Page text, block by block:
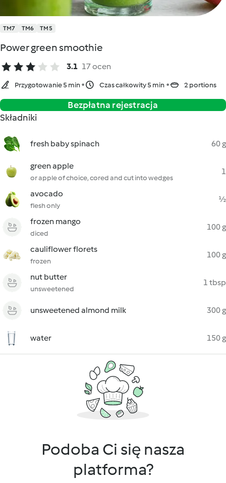
TM7 TM6 TM5
Power green smoothie
3.1 17 ocen
Przygotowanie 5 min Czas całkowity 5 min 2 portions
Bezpłatna rejestracja
Składniki
fresh baby spinach 60 g
green apple
or apple of choice, cored and cut into wedges
1
avocado
flesh only
½
frozen mango
diced
100 g
cauliflower florets
frozen
100 g
nut butter
unsweetened
1 tbsp
unsweetened almond milk 300 g
water 150 g
Podoba Ci się nasza
platforma?